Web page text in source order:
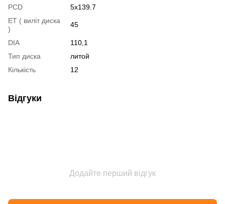
PCD
5x139.7
ET ( виліт диска
)
45
DIA
110,1
Тип диска
литой
Кількість
12
Відгуки
Додайте перший відгук